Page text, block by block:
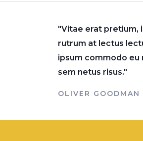
"Vitae erat pretium,
rutrum at lectus
ipsum commodo eu
sem netus risus."
OLIVER GOODMAN